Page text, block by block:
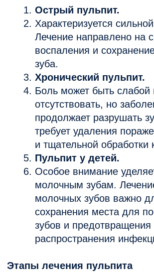
Удаление пораженной пульпы.
удаляет воспаленные ткани, очищает
и дезинфицирует каналы.
Заполнение каналов.Используются
биосовместимые материалы, чтобы
воспаление.
Восстановление зуба.
Устанавливается пломба или коронка
для возвращения функциональности.
Лечение пульпита у детей
Пульпит у детей, особенно молочных зубов,
требует особого подхода. Мы используем
щадящие методы лечения, которые
безопасны для ребенка.
Основные задачи:
Сохранение молочного зуба до
естественной смены.
Устранение боли и инфекции.
Профилактика проблем с
прорезыванием постоянных зубов.
Стоимость лечения пульпита
Перовое посещение - от 4800 рублей
Второе посещение - от